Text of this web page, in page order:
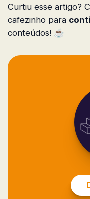
Curtiu esse artigo?
cafezinho para
conteúdos! ☕